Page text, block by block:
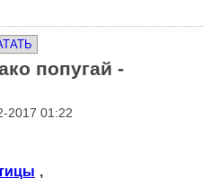
попугай -
2017 01:22
,